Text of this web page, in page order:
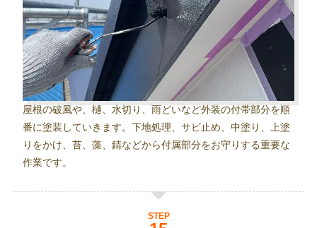
屋根の破風や、樋、水切り、雨どいなど外装の付帯部分を順
番に塗装していきます。下地処理、サビ止め、中塗り、上塗
りをかけ、苔、藻、錆などから付属部分をお守りする重要な
作業です。
STEP